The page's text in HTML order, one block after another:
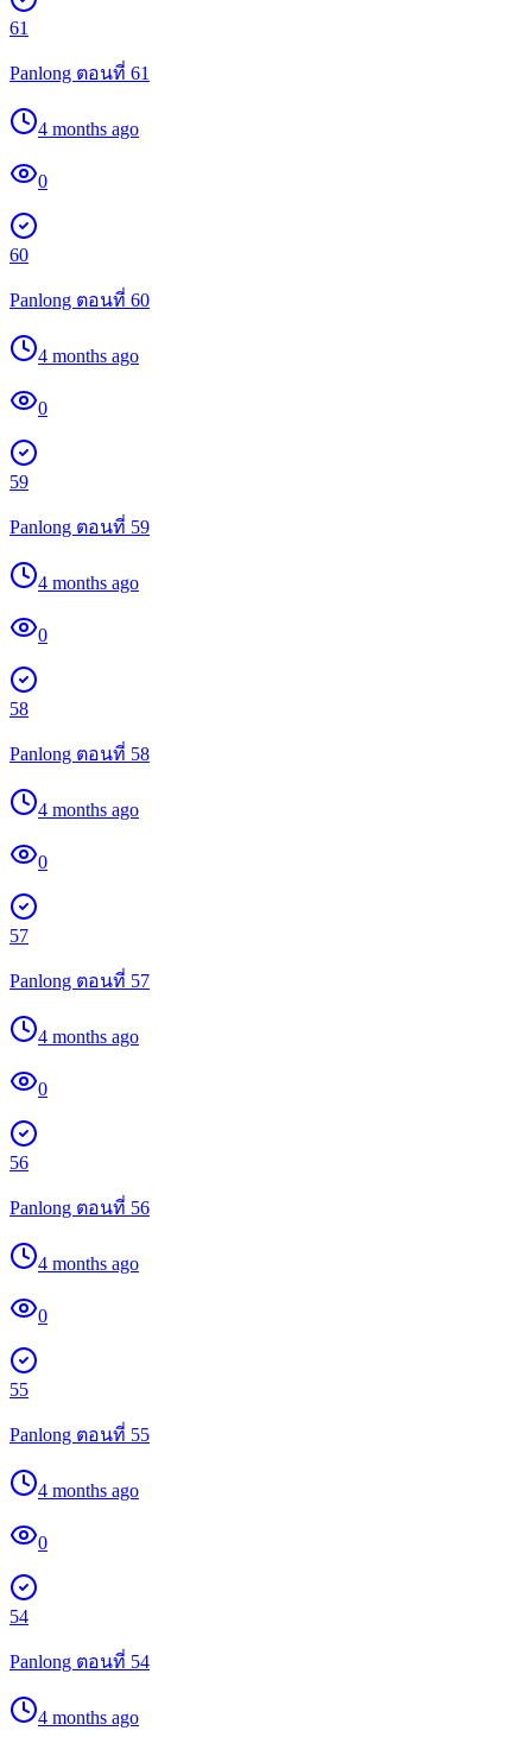
61
Panlong ตอนที่ 61
4 months ago
0
60
Panlong ตอนที่ 60
4 months ago
0
59
Panlong ตอนที่ 59
4 months ago
0
58
Panlong ตอนที่ 58
4 months ago
0
57
Panlong ตอนที่ 57
4 months ago
0
56
Panlong ตอนที่ 56
4 months ago
0
55
Panlong ตอนที่ 55
4 months ago
0
54
Panlong ตอนที่ 54
4 months ago